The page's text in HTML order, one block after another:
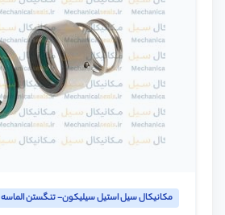
مکانیکال سیل استیل سیلیکون- تنگستن الماسه 120A/B